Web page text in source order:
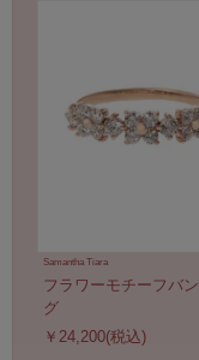
Samantha Tiara
フラワーモチーフバ
グ
￥24,200(税込)